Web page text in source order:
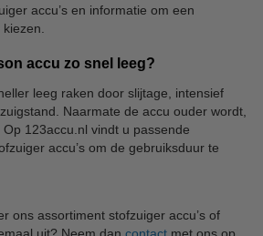
accu’s en informatie om een
accu zo snel leeg?
leeg raken door slijtage, intensief
Naarmate de accu ouder wordt,
123accu.nl vindt u passende
accu’s om de gebruiksduur te
ons assortiment stofzuiger accu’s of